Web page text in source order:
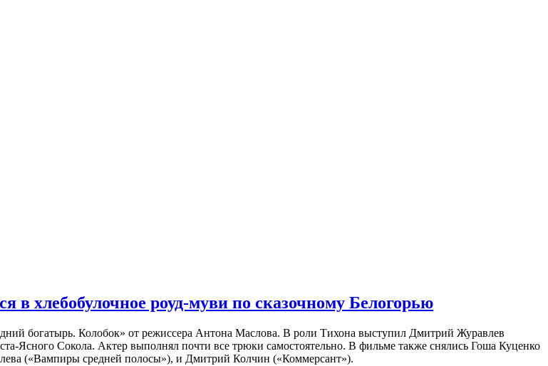
хлебобулочное роуд-муви по сказочному Белогорью
богатырь. Колобок» от режиссера Антона Маслова. В роли Тихона выступил Дмитрий Журавлев
Ясного Сокола. Актер выполнял почти все трюки самостоятельно. В фильме также снялись Гоша Куценко
(«Вампиры средней полосы»), и Дмитрий Колчин («Коммерсант»).